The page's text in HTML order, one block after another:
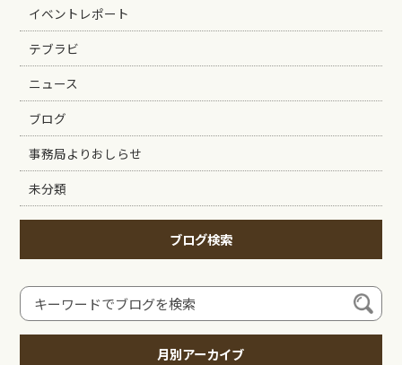
イベントレポート
テブラビ
ニュース
ブログ
事務局よりおしらせ
未分類
ブログ検索
月別アーカイブ